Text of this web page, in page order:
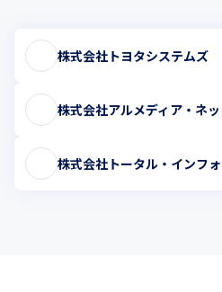
株式会社トヨタシステムズ
株式会社アルメディア・ネ
株式会社トータル・インフ